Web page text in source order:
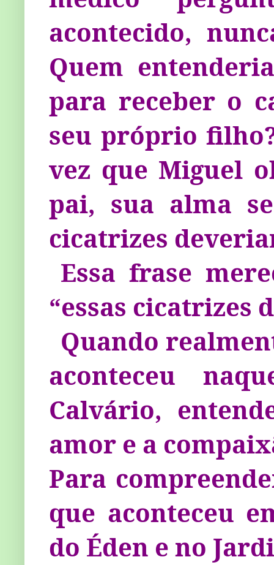
acontecido,
Quem
para receber o
seu próprio
vez que Miguel
pai, sua alma
cicatrizes
Essa frase
“essas cicatrizes
Quando
aconteceu
Calvário,
amor e a
Para
que aconte­ceu
do Éden e no